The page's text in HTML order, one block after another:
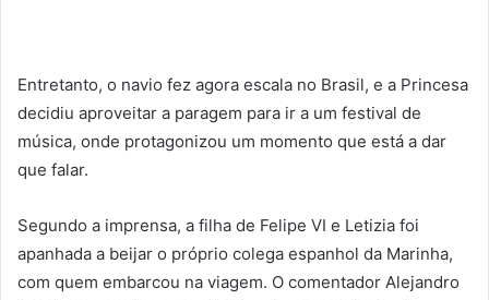
Entretanto, o navio fez agora escala no Brasil, e a Princesa
decidiu aproveitar a paragem para ir a um festival de
música, onde protagonizou um momento que está a dar
que falar.
Segundo a imprensa, a filha de Felipe VI e Letizia foi
apanhada a beijar o próprio colega espanhol da Marinha,
com quem embarcou na viagem. O comentador Alejandro